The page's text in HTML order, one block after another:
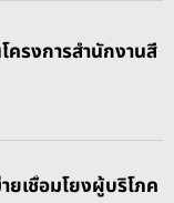
g
e
รงการสำนักงานสี
ยเชื่อมโยงผู้บริโภค